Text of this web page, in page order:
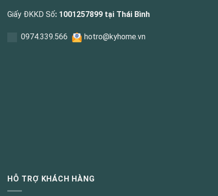
Giấy ĐKKD Số: 1001257899 tại Thái Bình
0974.339.566 hotro@kyhome.vn
HỖ TRỢ KHÁCH HÀNG